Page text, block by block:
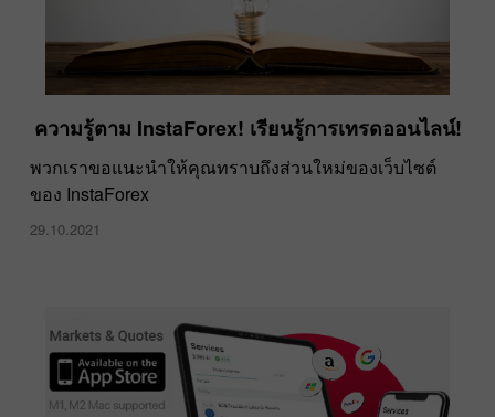
ความรู้ตาม InstaForex! เรียนรู้การเทรดออนไลน์!
พวกเราขอแนะนำให้คุณทราบถึงส่วนใหม่ของเว็บไซต์
ของ InstaForex
29.10.2021